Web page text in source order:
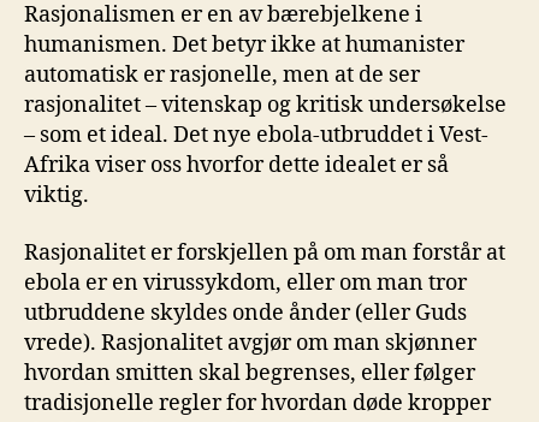
Rasjonalismen er en av bærebjelkene i
humanismen. Det betyr ikke at humanister
automatisk er rasjonelle, men at de ser
rasjonalitet – vitenskap og kritisk undersøkelse
– som et ideal. Det nye ebola-utbruddet i Vest-
Afrika viser oss hvorfor dette idealet er så
viktig.
Rasjonalitet er forskjellen på om man forstår at
ebola er en virussykdom, eller om man tror
utbruddene skyldes onde ånder (eller Guds
vrede). Rasjonalitet avgjør om man skjønner
hvordan smitten skal begrenses, eller følger
tradisjonelle regler for hvordan døde kropper